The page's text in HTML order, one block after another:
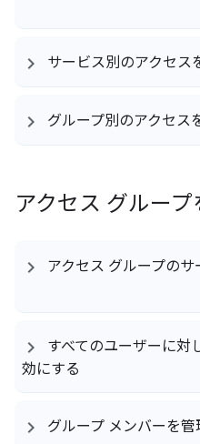
サービス別のアクセス
グループ別のアクセス
アクセス グルー
アクセス グループの
すべてのユーザーに対
効にする
グループ メンバーを管